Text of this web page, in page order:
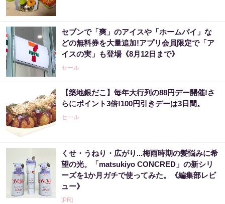
セブンで「爽」のアイスや「ホームパイ」な
どの無料券を大量追加!アプリ会員限定で「ア
イスの実」も登場《8月12日まで》
セール
【築地銀だこ】毎年大行列の88円デー開催!さ
らにポイント3倍!100円引きデーは3日間。
セール
くせ・うねり・広がり...梅雨時期の髪悩みに希
望の光。「matsukiyo CONCRED」の新シリ
ーズを1か月ガチで使ってみた。《編集部レビ
ュー》
[PR]